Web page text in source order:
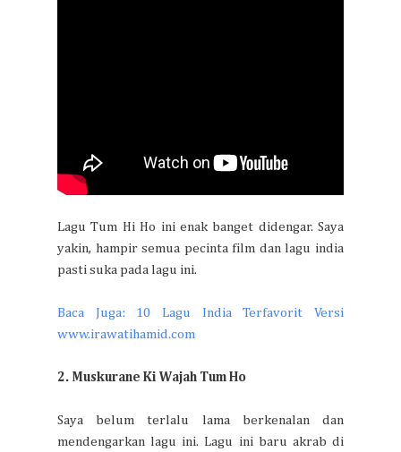
Lagu Tum Hi Ho ini enak banget didengar. Saya
yakin, hampir semua pecinta film dan lagu india
pasti suka pada lagu ini.
Baca Juga: 10 Lagu India Terfavorit Versi
www.irawatihamid.com
2. Muskurane Ki Wajah Tum Ho
Saya belum terlalu lama berkenalan dan
mendengarkan lagu ini. Lagu ini baru akrab di